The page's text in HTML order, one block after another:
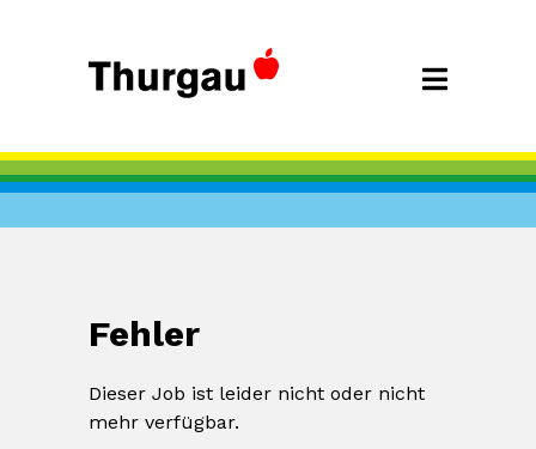
Fehler
Dieser Job ist leider nicht oder nicht
mehr verfügbar.